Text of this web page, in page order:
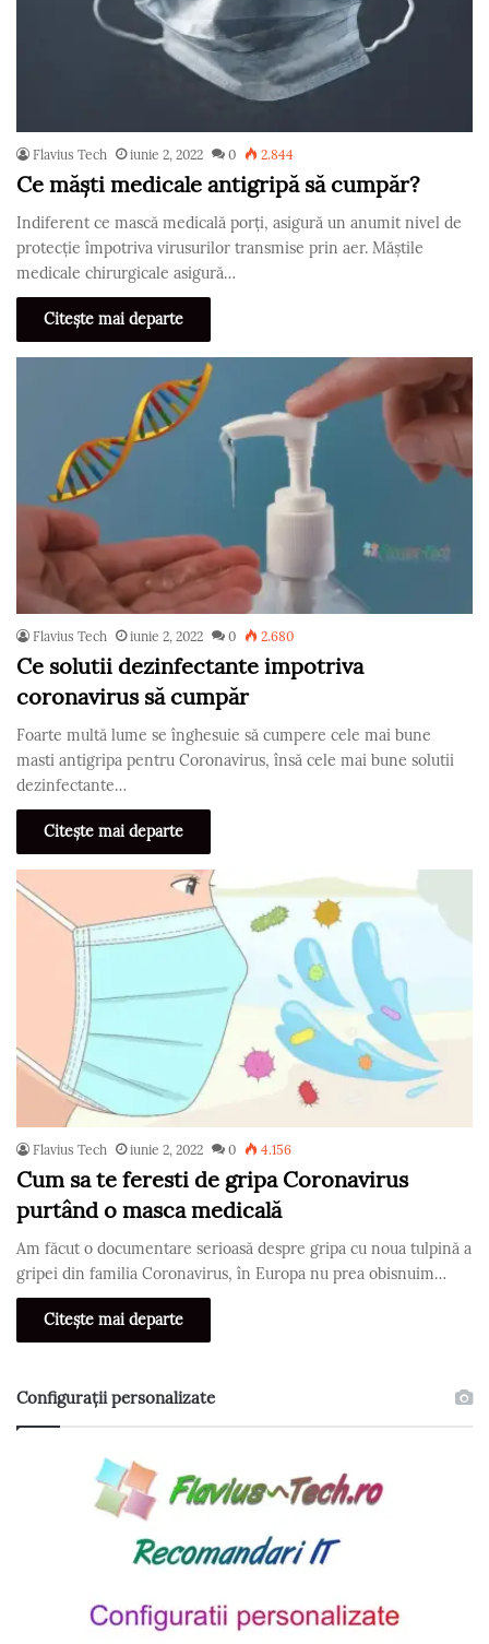
Flavius Tech iunie 2, 2022 0 2.844
Ce măști medicale antigripă să cumpăr?
Indiferent ce mască medicală porți, asigură un anumit nivel de
protecție împotriva virusurilor transmise prin aer. Măștile
medicale chirurgicale asigură…
Citește mai departe
Flavius Tech iunie 2, 2022 0 2.680
Ce solutii dezinfectante impotriva
coronavirus să cumpăr
Foarte multă lume se înghesuie să cumpere cele mai bune
masti antigripa pentru Coronavirus, însă cele mai bune solutii
dezinfectante…
Citește mai departe
Flavius Tech iunie 2, 2022 0 4.156
Cum sa te feresti de gripa Coronavirus
purtând o masca medicală
Am făcut o documentare serioasă despre gripa cu noua tulpină a
gripei din familia Coronavirus, în Europa nu prea obisnuim…
Citește mai departe
Configurații personalizate